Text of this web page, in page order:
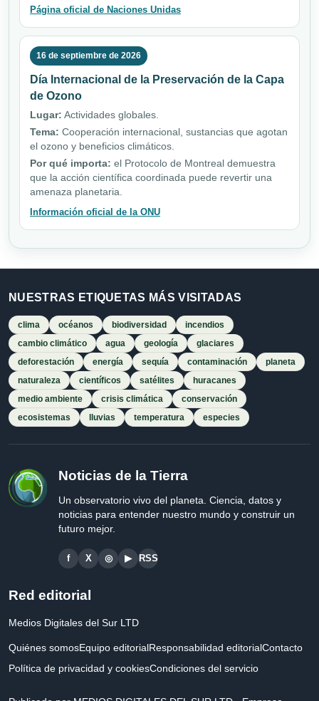
Página oficial de Naciones Unidas
16 de septiembre de 2026
Día Internacional de la Preservación de la Capa
de Ozono
Lugar: Actividades globales.
Tema: Cooperación internacional, sustancias que agotan
el ozono y beneficios climáticos.
Por qué importa: el Protocolo de Montreal demuestra
que la acción científica coordinada puede revertir una
amenaza planetaria.
Información oficial de la ONU
NUESTRAS ETIQUETAS MÁS VISITADAS
clima océanos biodiversidad
incendios
cambio climático
agua geología
glaciares
deforestación
energía sequía contaminación
planeta
naturaleza
científicos satélites
huracanes
medio ambiente
crisis climática
conservación
ecosistemas
lluvias temperatura especies
Noticias de la Tierra
Un observatorio vivo del planeta. Ciencia, datos y
noticias para entender nuestro mundo y construir un
futuro mejor.
f X ◎ ▶ RSS
Red editorial
Medios Digitales del Sur LTD
Quiénes somosEquipo editorialResponsabilidad editorialContacto
Política de privacidad y cookiesCondiciones del servicio